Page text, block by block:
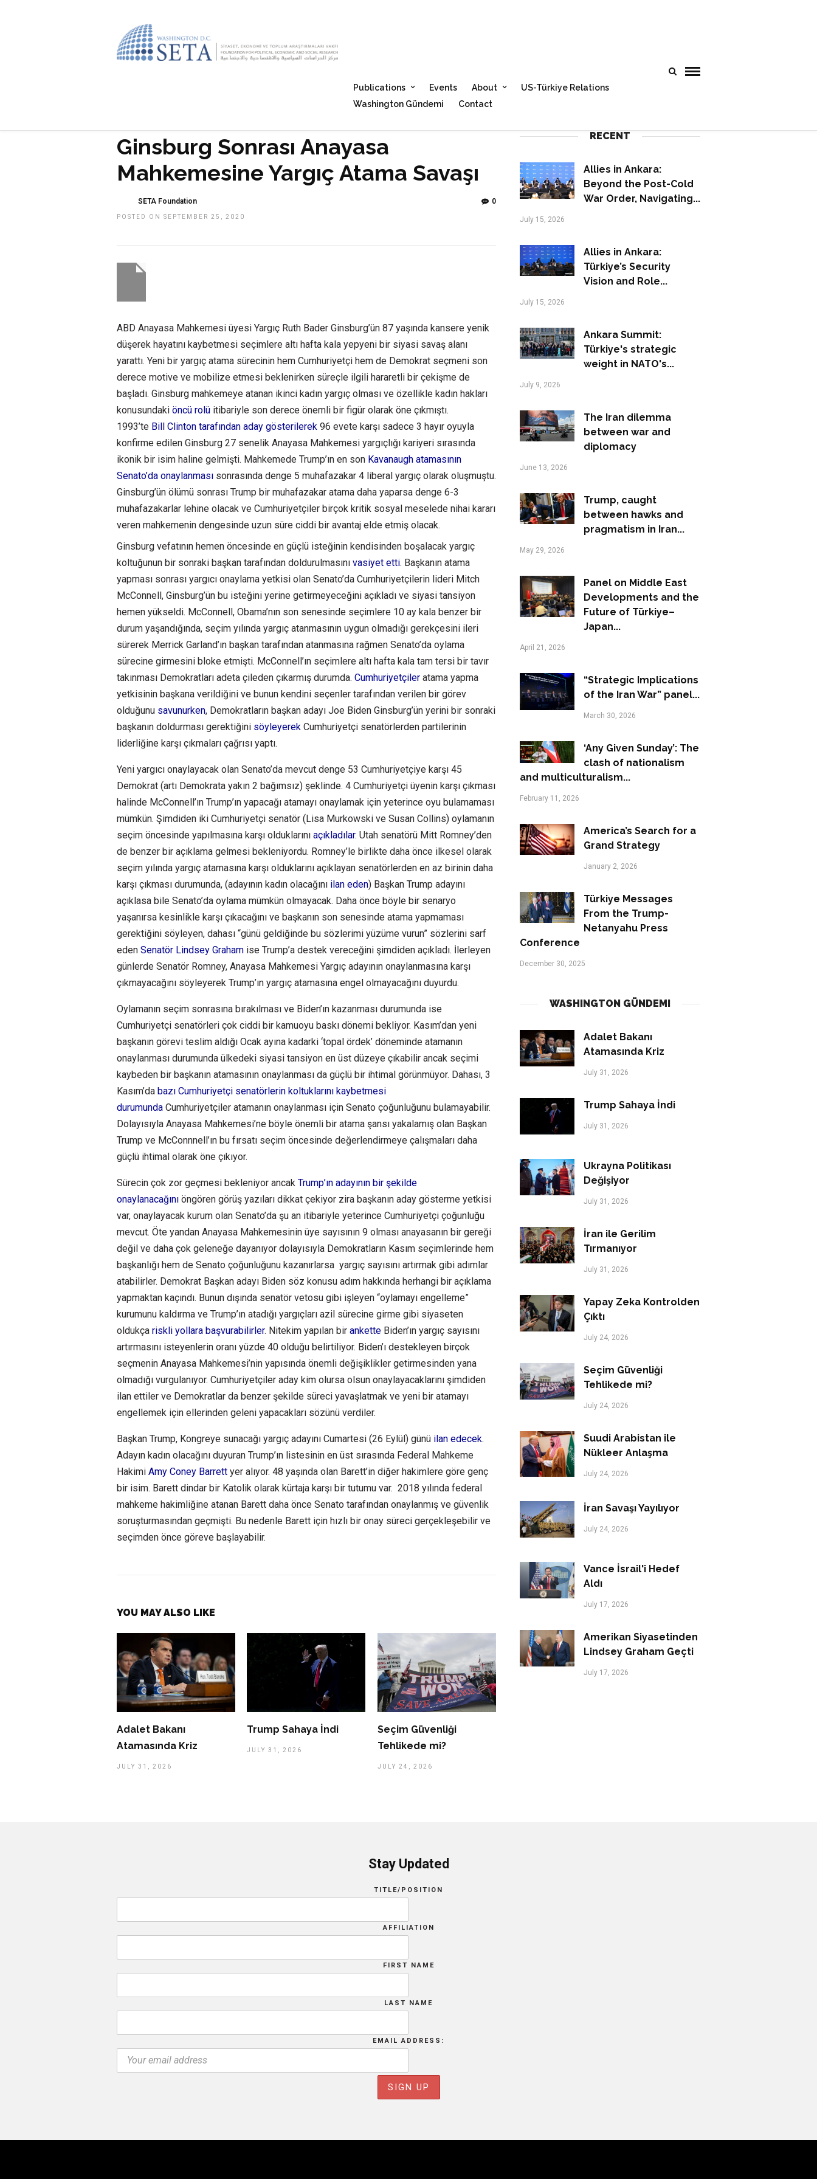
Publications Events About
US-Türkiye Relations
Washington Gündemi
Contact
Ginsburg Sonrası Anayasa
Mahkemesine Yargıç Atama Savaşı
SETA Foundation
POSTED ON SEPTEMBER 25, 2020
0
ABD Anayasa Mahkemesi üyesi Yargıç Ruth Bader Ginsburg’ün 87 yaşında kansere yenik
düşerek hayatını kaybetmesi seçimlere altı hafta kala yepyeni bir siyasi savaş alanı
yarattı. Yeni bir yargıç atama sürecinin hem Cumhuriyetçi hem de Demokrat seçmeni son
derece motive ve mobilize etmesi beklenirken süreçle ilgili hararetli bir çekişme de
başladı. Ginsburg mahkemeye atanan ikinci kadın yargıç olması ve özellikle kadın hakları
konusundaki öncü rolü itibariyle son derece önemli bir figür olarak öne çıkmıştı.
1993’te Bill Clinton tarafından aday gösterilerek 96 evete karşı sadece 3 hayır oyuyla
konfirme edilen Ginsburg 27 senelik Anayasa Mahkemesi yargıçlığı kariyeri sırasında
ikonik bir isim haline gelmişti. Mahkemede Trump’ın en son Kavanaugh atamasının
Senato’da onaylanması sonrasında denge 5 muhafazakar 4 liberal yargıç olarak oluşmuştu.
Ginsburg’ün ölümü sonrası Trump bir muhafazakar atama daha yaparsa denge 6-3
muhafazakarlar lehine olacak ve Cumhuriyetçiler birçok kritik sosyal meselede nihai kararı
veren mahkemenin dengesinde uzun süre ciddi bir avantaj elde etmiş olacak.
Ginsburg vefatının hemen öncesinde en güçlü isteğinin kendisinden boşalacak yargıç
koltuğunun bir sonraki başkan tarafından doldurulmasını vasiyet etti. Başkanın atama
yapması sonrası yargıcı onaylama yetkisi olan Senato’da Cumhuriyetçilerin lideri Mitch
McConnell, Ginsburg’ün bu isteğini yerine getirmeyeceğini açıkladı ve siyasi tansiyon
hemen yükseldi. McConnell, Obama’nın son senesinde seçimlere 10 ay kala benzer bir
durum yaşandığında, seçim yılında yargıç atanmasının uygun olmadığı gerekçesini ileri
sürerek Merrick Garland’ın başkan tarafından atanmasına rağmen Senato’da oylama
sürecine girmesini bloke etmişti. McConnell’ın seçimlere altı hafta kala tam tersi bir tavır
takınması Demokratları adeta çileden çıkarmış durumda. Cumhuriyetçiler atama yapma
yetkisinin başkana verildiğini ve bunun kendini seçenler tarafından verilen bir görev
olduğunu savunurken, Demokratların başkan adayı Joe Biden Ginsburg’ün yerini bir sonraki
başkanın doldurması gerektiğini söyleyerek Cumhuriyetçi senatörlerden partilerinin
liderliğine karşı çıkmaları çağrısı yaptı.
Yeni yargıcı onaylayacak olan Senato’da mevcut denge 53 Cumhuriyetçiye karşı 45
Demokrat (artı Demokrata yakın 2 bağımsız) şeklinde. 4 Cumhuriyetçi üyenin karşı çıkması
halinde McConnell’ın Trump’ın yapacağı atamayı onaylamak için yeterince oyu bulamaması
mümkün. Şimdiden iki Cumhuriyetçi senatör (Lisa Murkowski ve Susan Collins) oylamanın
seçim öncesinde yapılmasına karşı olduklarını açıkladılar. Utah senatörü Mitt Romney’den
de benzer bir açıklama gelmesi bekleniyordu. Romney’le birlikte daha önce ilkesel olarak
seçim yılında yargıç atamasına karşı olduklarını açıklayan senatörlerden en az birinin daha
karşı çıkması durumunda, (adayının kadın olacağını ilan eden) Başkan Trump adayını
açıklasa bile Senato’da oylama mümkün olmayacak. Daha önce böyle bir senaryo
yaşanırsa kesinlikle karşı çıkacağını ve başkanın son senesinde atama yapmaması
gerektiğini söyleyen, dahası “günü geldiğinde bu sözlerimi yüzüme vurun” sözlerini sarf
eden Senatör Lindsey Graham ise Trump’a destek vereceğini şimdiden açıkladı. İlerleyen
günlerde Senatör Romney, Anayasa Mahkemesi Yargıç adayının onaylanmasına karşı
çıkmayacağını söyleyerek Trump’ın yargıç atamasına engel olmayacağını duyurdu.
Oylamanın seçim sonrasına bırakılması ve Biden’ın kazanması durumunda ise
Cumhuriyetçi senatörleri çok ciddi bir kamuoyu baskı dönemi bekliyor. Kasım’dan yeni
başkanın görevi teslim aldığı Ocak ayına kadarki ‘topal ördek’ döneminde atamanın
onaylanması durumunda ülkedeki siyasi tansiyon en üst düzeye çıkabilir ancak seçimi
kaybeden bir başkanın atamasının onaylanması da güçlü bir ihtimal görünmüyor. Dahası, 3
Kasım’da bazı Cumhuriyetçi senatörlerin koltuklarını kaybetmesi
durumunda Cumhuriyetçiler atamanın onaylanması için Senato çoğunluğunu bulamayabilir.
Dolayısıyla Anayasa Mahkemesi’ne böyle önemli bir atama şansı yakalamış olan Başkan
Trump ve McConnnell’ın bu fırsatı seçim öncesinde değerlendirmeye çalışmaları daha
güçlü ihtimal olarak öne çıkıyor.
Sürecin çok zor geçmesi bekleniyor ancak Trump’ın adayının bir şekilde
onaylanacağını öngören görüş yazıları dikkat çekiyor zira başkanın aday gösterme yetkisi
var, onaylayacak kurum olan Senato’da şu an itibariyle yeterince Cumhuriyetçi çoğunluğu
mevcut. Öte yandan Anayasa Mahkemesinin üye sayısının 9 olması anayasanın bir gereği
değil ve daha çok geleneğe dayanıyor dolayısıyla Demokratların Kasım seçimlerinde hem
başkanlığı hem de Senato çoğunluğunu kazanırlarsa yargıç sayısını artırmak gibi adımlar
atabilirler. Demokrat Başkan adayı Biden söz konusu adım hakkında herhangi bir açıklama
yapmaktan kaçındı. Bunun dışında senatör vetosu gibi işleyen “oylamayı engelleme”
kurumunu kaldırma ve Trump’ın atadığı yargıçları azil sürecine girme gibi siyaseten
oldukça riskli yollara başvurabilirler. Nitekim yapılan bir ankette Biden’ın yargıç sayısını
artırmasını isteyenlerin oranı yüzde 40 olduğu belirtiliyor. Biden’ı destekleyen birçok
seçmenin Anayasa Mahkemesi’nin yapısında önemli değişiklikler getirmesinden yana
olmadığı vurgulanıyor. Cumhuriyetçiler aday kim olursa olsun onaylayacaklarını şimdiden
ilan ettiler ve Demokratlar da benzer şekilde süreci yavaşlatmak ve yeni bir atamayı
engellemek için ellerinden geleni yapacakları sözünü verdiler.
Başkan Trump, Kongreye sunacağı yargıç adayını Cumartesi (26 Eylül) günü ilan edecek.
Adayın kadın olacağını duyuran Trump’ın listesinin en üst sırasında Federal Mahkeme
Hakimi Amy Coney Barrett yer alıyor. 48 yaşında olan Barett’in diğer hakimlere göre genç
bir isim. Barett dindar bir Katolik olarak kürtaja karşı bir tutumu var. 2018 yılında federal
mahkeme hakimliğine atanan Barett daha önce Senato tarafından onaylanmış ve güvenlik
soruşturmasından geçmişti. Bu nedenle Barett için hızlı bir onay süreci gerçekleşebilir ve
seçimden önce göreve başlayabilir.
YOU MAY ALSO LIKE
Adalet Bakanı
Atamasında Kriz
JULY 31, 2026
Trump Sahaya İndi
JULY 31, 2026
Seçim Güvenliği
Tehlikede mi?
JULY 24, 2026
RECENT
Allies in Ankara:
Beyond the Post-Cold
War Order, Navigating...
July 15, 2026
Allies in Ankara:
Türkiye’s Security
Vision and Role...
July 15, 2026
Ankara Summit:
Türkiye's strategic
weight in NATO's...
July 9, 2026
The Iran dilemma
between war and
diplomacy
June 13, 2026
Trump, caught
between hawks and
pragmatism in Iran...
May 29, 2026
Panel on Middle East
Developments and the
Future of Türkiye–
Japan...
April 21, 2026
“Strategic Implications
of the Iran War” panel...
March 30, 2026
‘Any Given Sunday’: The
clash of nationalism
and multiculturalism...
February 11, 2026
America’s Search for a
Grand Strategy
January 2, 2026
Türkiye Messages
From the Trump-
Netanyahu Press
Conference
December 30, 2025
WASHINGTON GÜNDEMI
Adalet Bakanı
Atamasında Kriz
July 31, 2026
Trump Sahaya İndi
July 31, 2026
Ukrayna Politikası
Değişiyor
July 31, 2026
İran ile Gerilim
Tırmanıyor
July 31, 2026
Yapay Zeka Kontrolden
Çıktı
July 24, 2026
Seçim Güvenliği
Tehlikede mi?
July 24, 2026
Suudi Arabistan ile
Nükleer Anlaşma
July 24, 2026
İran Savaşı Yayılıyor
July 24, 2026
Vance İsrail'i Hedef
Aldı
July 17, 2026
Amerikan Siyasetinden
Lindsey Graham Geçti
July 17, 2026
Stay Updated
TITLE/POSITION
AFFILIATION
FIRST NAME
LAST NAME
EMAIL ADDRESS: